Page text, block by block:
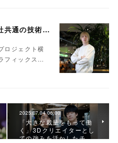
次世代の表現を追求し、全社共通の技術基盤を構築するーーアプリボットの高品質グラフィックスを支える組織「VOXEL」とは
ロジェクト横
フィックス…
2025.07.04 06:00
「大きな裁量をもって働
く」3Dクリエイターとし
ての強みを活かしたチ…